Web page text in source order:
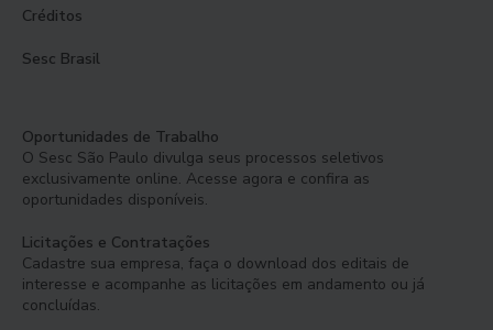
Créditos
Sesc Brasil
Oportunidades de Trabalho
O Sesc São Paulo divulga seus processos seletivos
exclusivamente online. Acesse agora e confira as
oportunidades disponíveis.
Licitações e Contratações
Cadastre sua empresa, faça o download dos editais de
interesse e acompanhe as licitações em andamento ou já
concluídas.